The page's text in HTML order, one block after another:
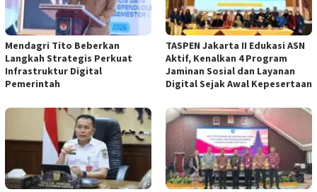
Mendagri Tito Beberkan
Langkah Strategis Perkuat
Infrastruktur Digital
Pemerintah
TASPEN Jakarta II Edukasi ASN
Aktif, Kenalkan 4 Program
Jaminan Sosial dan Layanan
Digital Sejak Awal Kepesertaan